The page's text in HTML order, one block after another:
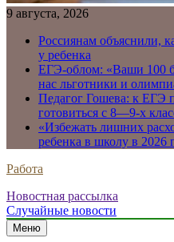
9 августа, 2026
Россиянам объяснили,
у ребенка
ЕГЭ-облом: «Ваши 100
нас льготники и
Педагог Гошева: к ЕГЭ
готовиться с 8—9-х
«Избежать лишних
ребенка в школу в 2026
Работа
Новостная рассылка
Случайные новости
Меню